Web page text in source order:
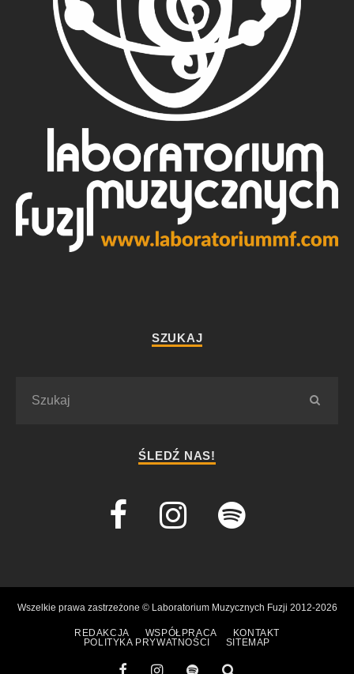
SZUKAJ
ŚLEDŹ NAS!
Wszelkie prawa zastrzeżone © Laboratorium Muzycznych Fuzji 2012-2026
REDAKCJA WSPÓŁPRACA
KONTAKT
POLITYKA PRYWATNOŚCI
SITEMAP